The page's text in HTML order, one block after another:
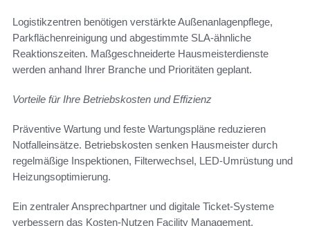
Logistikzentren benötigen verstärkte Außenanlagenpflege,
Parkflächenreinigung und abgestimmte SLA-ähnliche
Reaktionszeiten. Maßgeschneiderte Hausmeisterdienste
werden anhand Ihrer Branche und Prioritäten geplant.
Vorteile für Ihre Betriebskosten und Effizienz
Präventive Wartung und feste Wartungspläne reduzieren
Notfalleinsätze. Betriebskosten senken Hausmeister durch
regelmäßige Inspektionen, Filterwechsel, LED-Umrüstung und
Heizungsoptimierung.
Ein zentraler Ansprechpartner und digitale Ticket-Systeme
verbessern das Kosten-Nutzen Facility Management.